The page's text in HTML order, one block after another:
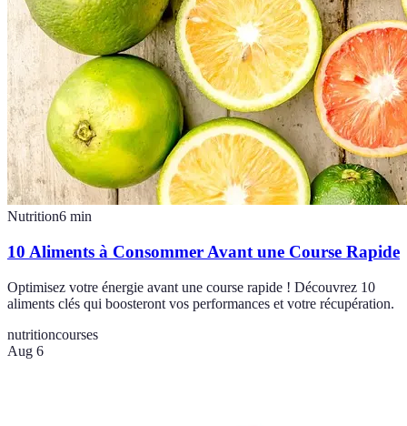
Nutrition6 min
10 Aliments à Consommer Avant une Course Rapide
Optimisez votre énergie avant une course rapide ! Découvrez 10
aliments clés qui boosteront vos performances et votre récupération.
nutritioncourses
Aug 6